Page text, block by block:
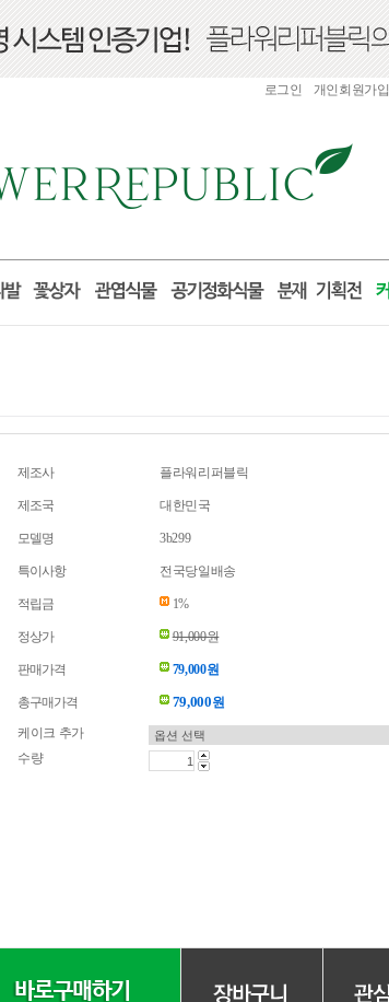
로그인 개인회원가입
제조사 플라워리퍼블릭
제조국 대한민국
모델명 3b299
특이사항 전국당일배송
적립금 1%
정상가 91,000원
판매가격 79,000원
총구매가격 79,000원
케이크 추가
수량